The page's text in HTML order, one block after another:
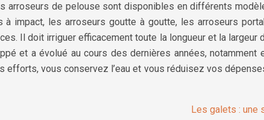
arroseurs de pelouse sont disponibles en différents
impact, les arroseurs goutte à goutte, les arroseurs
Il doit irriguer efficacement toute la longueur et la
et a évolué au cours des dernières années, notamment
vous conservez l’eau et vous réduisez vos
Les galets : une